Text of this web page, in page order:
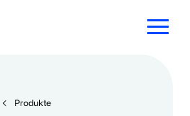
Produkte